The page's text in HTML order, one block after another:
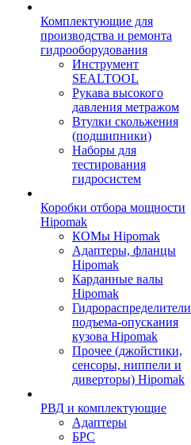
Комплектующие для
производства и ремонта
гидрооборудования
Инструмент
SEALTOOL
Рукава высокого
давления метражом
Втулки скольжения
(подшипники)
Наборы для
тестирования
гидросистем
Коробки отбора мощности
Hipomak
КОМы Hipomak
Адаптеры, фланцы
Hipomak
Карданные валы
Hipomak
Гидрораспределители
подъема-опускания
кузова Hipomak
Прочее (джойстики,
сенсоры, ниппели и
диверторы) Hipomak
РВД и комплектующие
Адаптеры
БРС